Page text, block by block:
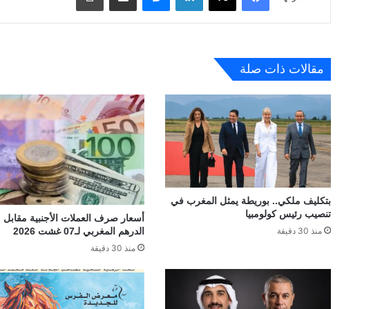
مقالات ذات صلة
بتكليف ملكي.. بوريطة يمثل المغرب في
تنصيب رئيس كولومبيا
منذ 30 دقيقة
أسعار صرف العملات الأجنبية مقابل
الدرهم المغربي لـ07 غشت 2026
منذ 30 دقيقة